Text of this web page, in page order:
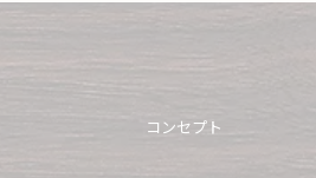
コンセプト